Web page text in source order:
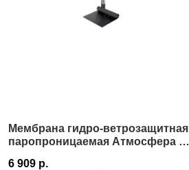
Мембрана гидро-ветрозащитная
паропроницаемая Атмосфера M
6 909 р.